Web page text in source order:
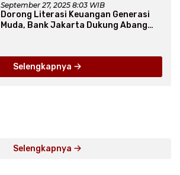
September 27, 2025 8:03 WIB
Dorong Literasi Keuangan Generasi
Muda, Bank Jakarta Dukung Abang
Selengkapnya
Selengkapnya